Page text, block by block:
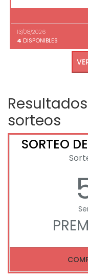
13/08/2026
4 DISPONIBLES
sorteos
SORTEO